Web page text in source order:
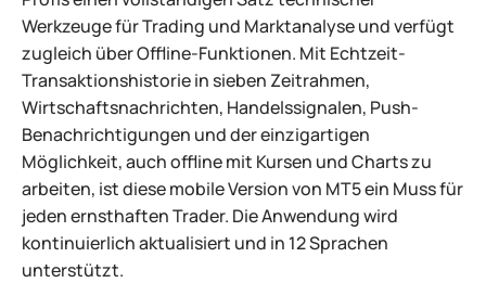
Werkzeuge für Trading und Marktanalyse und verfügt
zugleich über Offline-Funktionen. Mit Echtzeit-
Transaktionshistorie in sieben Zeitrahmen,
Wirtschaftsnachrichten, Handelssignalen, Push-
Benachrichtigungen und der einzigartigen
Möglichkeit, auch offline mit Kursen und Charts zu
arbeiten, ist diese mobile Version von MT5 ein Muss für
jeden ernsthaften Trader. Die Anwendung wird
kontinuierlich aktualisiert und in 12 Sprachen
unterstützt.